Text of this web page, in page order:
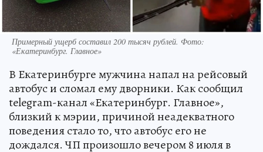
Примерный ущерб составил 200 тысяч рублей. Фото:
«Екатеринбург. Главное»
В Екатеринбурге мужчина напал на рейсовый
автобус и сломал ему дворники. Как сообщил
telegram-канал «Екатеринбург. Главное»,
близкий к мэрии, причиной неадекватного
поведения стало то, что автобус его не
дождался. ЧП произошло вечером 8 июля в